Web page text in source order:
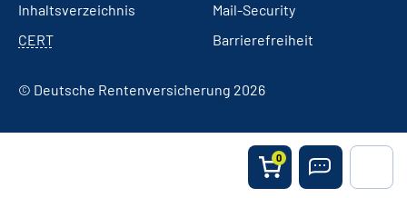
0
Inhaltsverzeichnis
Mail-Security
CERT
Barrierefreiheit
© Deutsche Rentenversicherung 2026